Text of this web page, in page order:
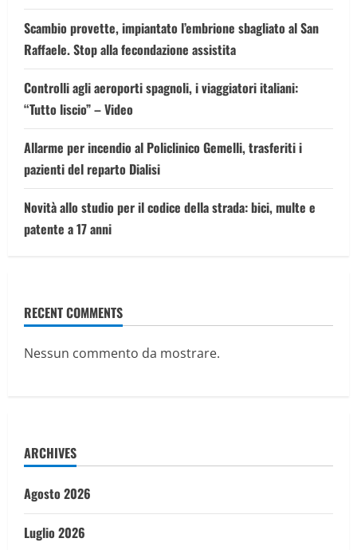
Scambio provette, impiantato l’embrione sbagliato al San
Raffaele. Stop alla fecondazione assistita
Controlli agli aeroporti spagnoli, i viaggiatori italiani:
“Tutto liscio” – Video
Allarme per incendio al Policlinico Gemelli, trasferiti i
pazienti del reparto Dialisi
Novità allo studio per il codice della strada: bici, multe e
patente a 17 anni
RECENT COMMENTS
Nessun commento da mostrare.
ARCHIVES
Agosto 2026
Luglio 2026